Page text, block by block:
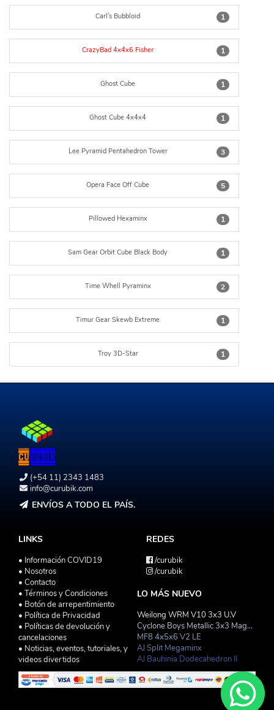
1
Carl's Bubbloid
1
CrazyBad 4x4x6 Fisher
1
Ghost Cube
1
Ghost Cube 4x4x4
3
Lee Pyramid Pentahedron Tower
5
Opera Face Off Cube
1
Pillowed Hexaminx
1
Sam Gear Orbit Cube Black Body
2
Time Whell Pyraminx
1
Timur Gear Skewb Extreme
1
Troy 3D-Star
(+54 11) 2343 1483
info@curubik.com
ENVÍOS A TODO EL PAÍS.
LINKS
• Información COVID19
• Nosotros
• Contacto
• Términos y Condiciones
• Botón de arrepentimiento
• Política de Privacidad
• Políticas de devolución y
cancelaciones
• Noticias, eventos, tutoriales, y
videos divertidos
REDES
/curubik
/curubik
LO MÁS NUEVO
Weilong WRM V10 3x3 U.V
Cyclone Boys Metallic 3x3 Magnetico Macaron
MF8 4x5x6 V2 LE
AJ Split Megaminx
AJ Bauhinia Dodecahedron II